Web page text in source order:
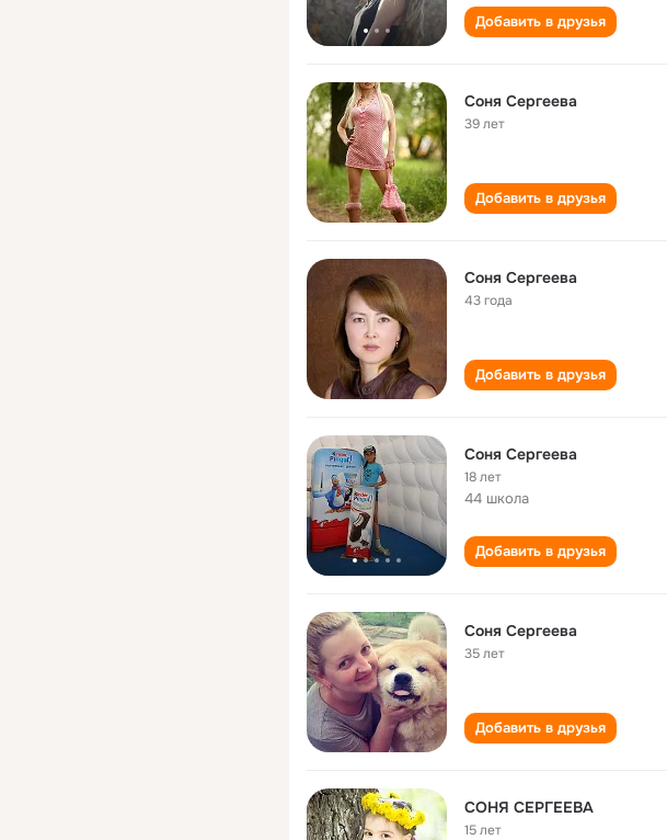
Добавить в друзья
Соня Сергеева
39 лет
Добавить в друзья
Соня Сергеева
43 года
Добавить в друзья
Соня Сергеева
18 лет
44 школа
Добавить в друзья
Соня Сергеева
35 лет
Добавить в друзья
СОНЯ СЕРГЕЕВА
15 лет